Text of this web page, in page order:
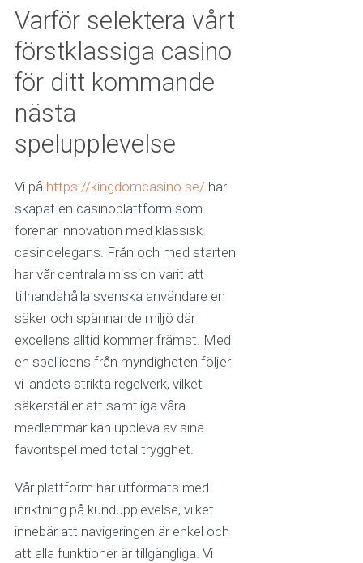
Varför selektera vårt
förstklassiga casino
för ditt kommande
nästa
spelupplevelse
Vi på https://kingdomcasino.se/ har
skapat en casinoplattform som
förenar innovation med klassisk
casinoelegans. Från och med starten
har vår centrala mission varit att
tillhandahålla svenska användare en
säker och spännande miljö där
excellens alltid kommer främst. Med
en spellicens från myndigheten följer
vi landets strikta regelverk, vilket
säkerställer att samtliga våra
medlemmar kan uppleva av sina
favoritspel med total trygghet.
Vår plattform har utformats med
inriktning på kundupplevelse, vilket
innebär att navigeringen är enkel och
att alla funktioner är tillgängliga. Vi